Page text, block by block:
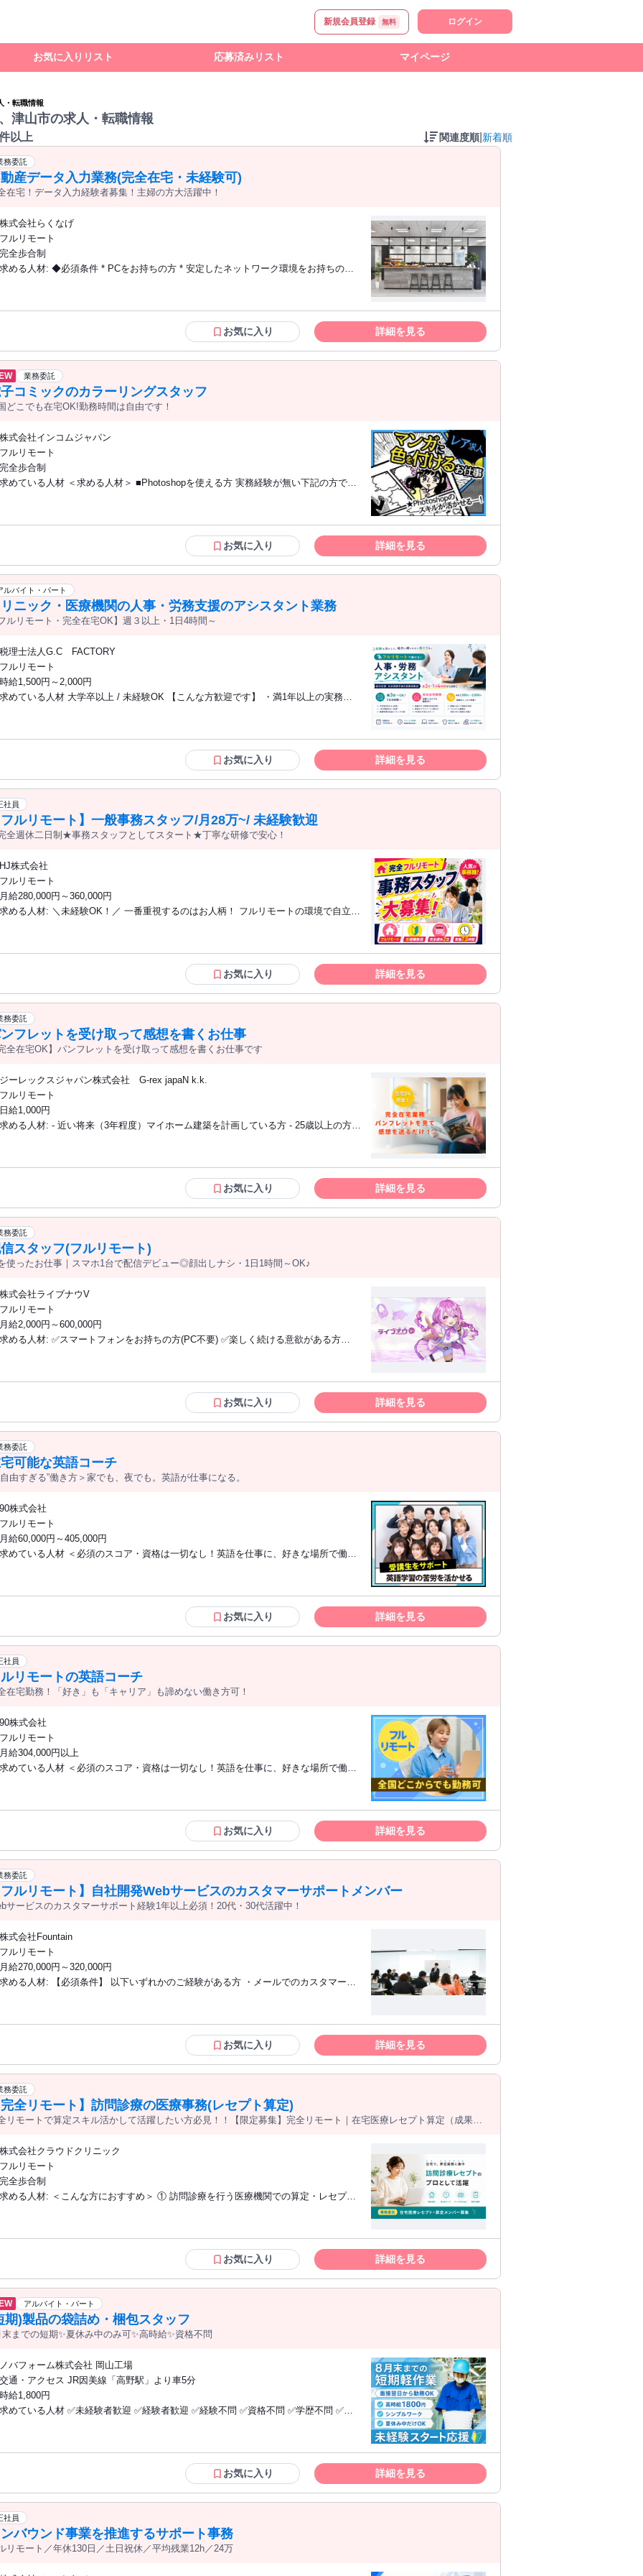
新規会員登録 無料 ログイン
お気に入りリスト 応募済みリスト マイページ
・転職情報
津山市の求人・転職情報
以上 関連度順 新着順
務委託
産データ入力業務(完全在宅・未経験可)
在宅！データ入力経験者募集！主婦の方大活躍中！
株式会社らくなげ
フルリモート
完全歩合制
求める人材: ◆必須条件 * PCをお持ちの方 * 安定したネットワーク環境をお持ちの方 *
身しか使用できないパソコンで業務ができる方
お気に入り 詳細を見る
業務委託
コミックのカラーリングスタッフ
どこでも在宅OK!勤務時間は自由です！
株式会社インコムジャパン
フルリモート
完全歩合制
求めている人材 ＜求める人材＞ ■Photoshopを使える方 実務経験が無い下記の方でも
ジタルイラストを描く方 ■細かい間違いを見つけるのが得意な方 などご活躍頂ける環
お気に入り 詳細を見る
ルバイト・パート
ニック・医療機関の人事・労務支援のアシスタント業務
ルリモート・完全在宅OK】週３以上・1日4時間～
税理士法人G.C FACTORY
フルリモート
時給1,500円～2,000円
求めている人材 大学卒以上 / 未経験OK 【こんな方歓迎です】 ・満1年以上の実務経
お気に入り 詳細を見る
社員
ルリモート】一般事務スタッフ/月28万~/ 未経験歓迎
全週休二日制★事務スタッフとしてスタート★丁寧な研修で安心！
HJ株式会社
フルリモート
月給280,000円～360,000円
求める人材: ＼未経験OK！／ 一番重視するのはお人柄！ ​フルリモートの環境で自立し
ジしたい第二新卒の方 ・正社員デビューがしたいフリーターの方 ・ワークライフバラ
ンスを大切にしたい方 ・家事と仕事を両立したい主婦（夫）の方
お気に入り 詳細を見る
務委託
フレットを受け取って感想を書くお仕事
全在宅OK】パンフレットを受け取って感想を書くお仕事です
ジーレックスジャパン株式会社 G-rex japaN k.k.
フルリモート
日給1,000円
求める人材: - 近い将来（3年程度）マイホーム建築を計画している方 - 25歳以上の方 -
お気に入り 詳細を見る
務委託
スタッフ(フルリモート)
使ったお仕事｜スマホ1台で配信デビュー◎顔出しナシ・1日1時間～OK♪
株式会社ライブナウV
フルリモート
月給2,000円～600,000円
求める人材: ✅スマートフォンをお持ちの方(PC不要) ✅楽しく続ける意欲がある方
｡.ꕤ‿ꕤ.｡｡.ꕤ‿ꕤ.｡｡.ꕤ‿ꕤ.｡｡.ꕤ‿ꕤ.｡｡.ꕤ‿ꕤ.｡ ☘フリーターOK ☘主婦・主夫OK ☘大
学生OK ☘副業・WワークOK ☘学歴・経験不問 ☘未経験者歓迎 ☘経験者歓迎 「配信
にチャレンジしたい」 応募理由はそれだけでOK♪ どうぞお気軽にご応募ください！
｡.ꕤ‿ꕤ.｡｡.ꕤ‿ꕤ.｡｡.ꕤ‿ꕤ.｡｡.ꕤ‿ꕤ.｡｡.ꕤ‿ꕤ.｡
お気に入り 詳細を見る
務委託
可能な英語コーチ
由すぎる”働き方＞家でも、夜でも。英語が仕事になる。
90株式会社
フルリモート
月給60,000円～405,000円
求めている人材 ＜必須のスコア・資格は一切なし！英語を仕事に、好きな場所で働き
以上 ※スコアの提出は必須ではありません。英語力は選考時に確認させていただきま
がしたい方 ・場所や時間に縛られずに働きたい方 ・朝（6:00〜10:00）・夜（18:00〜
24:00）に稼働可能な方（当該時間帯のニーズが特に高いため） ※昼間の時間帯のみで
稼働可能な方も歓迎します ＜こんな方にぴったりです＞ ◇人の悩みを聞いたり、励ま
したりするのが好きな方 ◇語学学習で壁を感じた経験があり、工夫して乗り越えてき
た方 ◇海外での留学や就労、生活などの経験をお持ちの方
お気に入り 詳細を見る
社員
リモートの英語コーチ
在宅勤務！「好き」も「キャリア」も諦めない働き方可！
90株式会社
フルリモート
月給304,000円以上
求めている人材 ＜必須のスコア・資格は一切なし！英語を仕事に、好きな場所で働き
以上 ※スコアの提出は必須ではありません。英語力は選考時に確認させていただきま
ブランクがあるが、再び英語を使う仕事がしたい方 ・場所や時間に縛られずに働きた
い方 ＜こんな方にぴったりです＞ ◇人の悩みを聞いたり、励ましたりするのが好きな
方 ◇語学学習で壁を感じた経験があり、工夫して乗り越えてきた方 ◇海外での留学や
就労、生活などの経験をお持ちの方
お気に入り 詳細を見る
務委託
ルリモート】自社開発Webサービスのカスタマーサポートメンバー
サービスのカスタマーサポート経験1年以上必須！20代・30代活躍中！
株式会社Fountain
フルリモート
月給270,000円～320,000円
求める人材: 【必須条件】 以下いずれかのご経験がある方 ・メールでのカスタマーサ
める人物像】 ・自己成長意欲が高く新しい技術にチャレンジしたい方 ・お客様の成功
に情熱を持つ方 ・PC操作やデジタルツールに慣れている方、また新しいツールの習得
に抵抗がない方 ・フリーランスやリモートワーク経験があり、自己管理に自信がある
方 ・チームと円滑なコミュニケーションをとりながら協力できる方 ・責任感があり、
納期を守る姿勢を大切にしている方 ・オンラインビジネスの知識を深め、将来的に専
門性を活かしたキャリアを築きたい方 この仕事では、あなたの成長意欲と情熱を存分
に活かしながら、キャリアにおいて重要なスキルと専門性を獲得することが可能で
お気に入り 詳細を見る
務委託
全リモート】訪問診療の医療事務(レセプト算定)
リモートで算定スキル活かして活躍したい方必見！！【限定募集】完全リモート｜在宅医療レセプト算定（成果報
株式会社クラウドクリニック
フルリモート
完全歩合制
求める人材: ＜こんな方におすすめ＞ ① 訪問診療を行う医療機関での算定・レセプト
算定・レセプト経験を活かし、完全リモート環境での転職を検討している方 （業務委
託から正社員登用の実績あり） ③ 勤務時間ではなく、アウトプットや成果を重視した
ト業務の実務経験1年以上 ・ORCA使用経験 【歓迎要件】 ・在宅医療の点数体系（在
医総管・施設総管・在宅療養指導管理料など）への理解 ・複数クリニックでの算定経
験 ・リモートワーク・業務委託での就業経験
お気に入り 詳細を見る
アルバイト・パート
期)製品の袋詰め・梱包スタッフ
末までの短期✨夏休み中のみ可✨高時給✨資格不問
ノバフォーム株式会社 岡山工場
交通・アクセス JR因美線「高野駅」より車5分
時給1,800円
求めている人材 ✅未経験者歓迎 ✅経験者歓迎 ✅経験不問 ✅資格不問 ✅学歴不問 ✅フ
お気に入り 詳細を見る
社員
バウンド事業を推進するサポート事務
リモート／年休130日／土日祝休／平均残業12h／24万